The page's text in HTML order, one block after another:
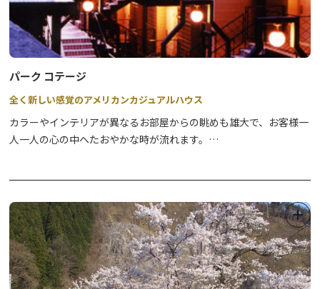
パーク コテージ
全く新しい感覚のアメリカンカジュアルハウス
カラーやインテリアが異なるお部屋からの眺めも雄大で、お客様一
人一人の心の中へたおやかな時が流れます。